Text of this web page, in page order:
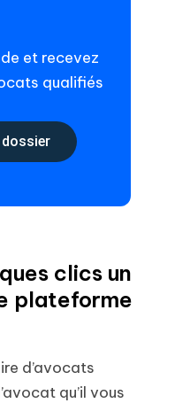
et recevez
qualifiés
clics un
plateforme
d’avocats
qu’il vous